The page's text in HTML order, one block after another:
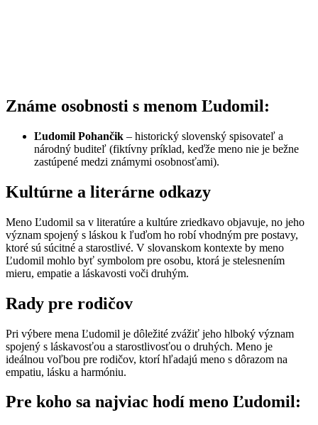
Známe osobnosti s menom Ľudomil:
Ľudomil Pohančik – historický slovenský spisovateľ a
národný buditeľ (fiktívny príklad, keďže meno nie je bežne
zastúpené medzi známymi osobnosťami).
Kultúrne a literárne odkazy
Meno Ľudomil sa v literatúre a kultúre zriedkavo objavuje, no jeho
význam spojený s láskou k ľuďom ho robí vhodným pre postavy,
ktoré sú súcitné a starostlivé. V slovanskom kontexte by meno
Ľudomil mohlo byť symbolom pre osobu, ktorá je stelesnením
mieru, empatie a láskavosti voči druhým.
Rady pre rodičov
Pri výbere mena Ľudomil je dôležité zvážiť jeho hlboký význam
spojený s láskavosťou a starostlivosťou o druhých. Meno je
ideálnou voľbou pre rodičov, ktorí hľadajú meno s dôrazom na
empatiu, lásku a harmóniu.
Pre koho sa najviac hodí meno Ľudomil: